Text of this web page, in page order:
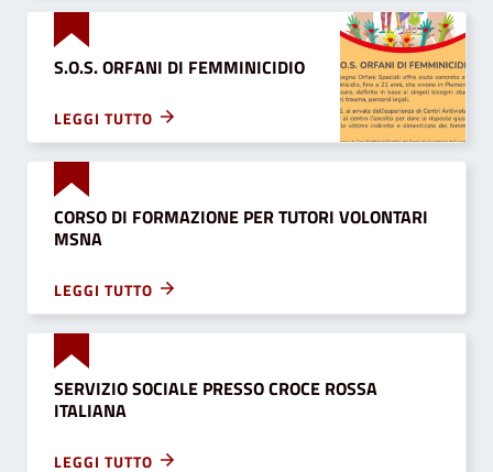
S.O.S. ORFANI DI FEMMINICIDIO
LEGGI TUTTO
CORSO DI FORMAZIONE PER TUTORI VOLONTARI
MSNA
LEGGI TUTTO
SERVIZIO SOCIALE PRESSO CROCE ROSSA
ITALIANA
LEGGI TUTTO